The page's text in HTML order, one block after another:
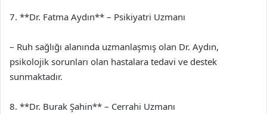
7. **Dr. Fatma Aydın** – Psikiyatri Uzmanı
– Ruh sağlığı alanında uzmanlaşmış olan Dr. Aydın,
psikolojik sorunları olan hastalara tedavi ve destek
sunmaktadır.
8. **Dr. Burak Şahin** – Cerrahi Uzmanı